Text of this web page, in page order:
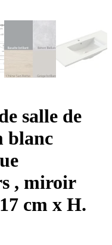
salle de
blanc
, miroir
cm x H.